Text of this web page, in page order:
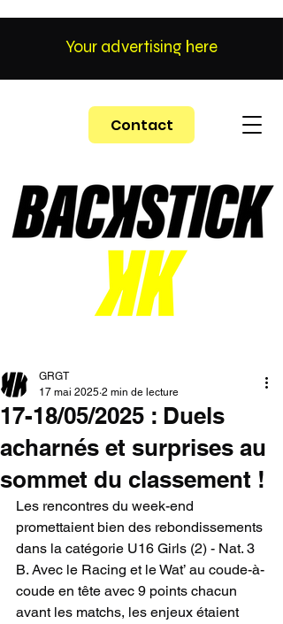
Contact
Your advertising here
17-18/05/2025 : Duels
acharnés et surprises au
sommet du classement !
GRGT
17 mai 2025 2 min de lecture
Les rencontres du week-end
promettaient bien des rebondissements
dans la catégorie U16 Girls (2) - Nat. 3
B. Avec le Racing et le Wat’ au coude-à-
coude en tête avec 9 points chacun
avant les matchs, les enjeux étaient